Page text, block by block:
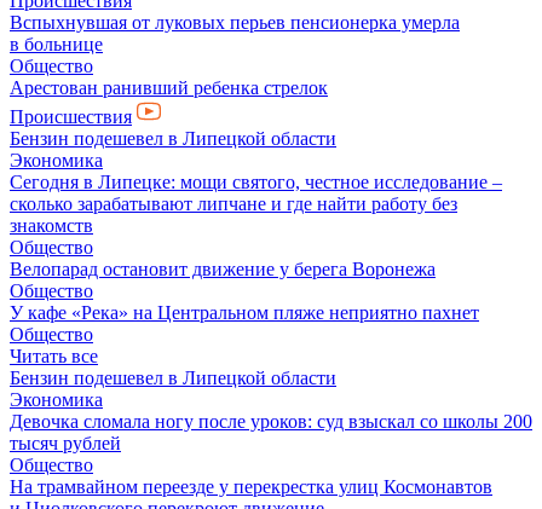
Вспыхнувшая от луковых перьев пенсионерка умерла
в больнице
Общество
Арестован ранивший ребенка стрелок
Происшествия
Бензин подешевел в Липецкой области
Экономика
Сегодня в Липецке: мощи святого, честное исследование –
сколько зарабатывают липчане и где найти работу без
знакомств
Общество
Велопарад остановит движение у берега Воронежа
Общество
У кафе «Река» на Центральном пляже неприятно пахнет
Общество
Читать все
Бензин подешевел в Липецкой области
Экономика
Девочка сломала ногу после уроков: суд взыскал со школы 200
тысяч рублей
Общество
На трамвайном переезде у перекрестка улиц Космонавтов